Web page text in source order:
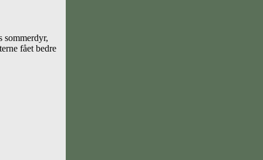
sommerdyr,
fået bedre